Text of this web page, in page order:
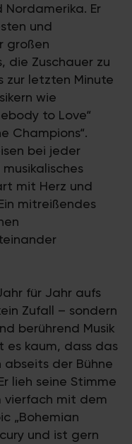
Nordamerika. Er
und
großen
die Zuschauer zu
zur letzten Minute
wie
to Love“
Champions“.
bei jeder
mit Herz und
mitreißendes
für Jahr aufs
Zufall – sondern
berührend Musik
es kaum, dass das
abseits der Bühne
lieh seine Stimme
vierfach mit dem
„Bohemian
und ist gern